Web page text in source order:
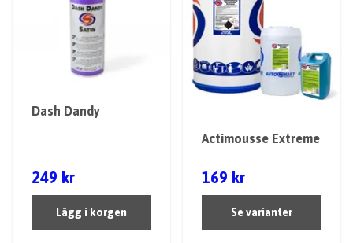
Dash Dandy
249 kr
Lägg i korgen
Actimousse Extreme
169 kr
Se varianter